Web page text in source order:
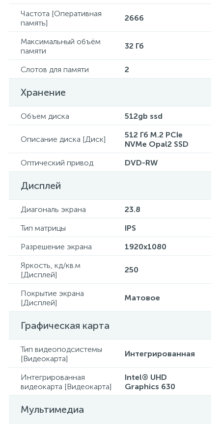
Частота [Оперативная
память]
2666
Максимальный объём
памяти
32 Гб
Слотов для памяти 2
Хранение
Объем диска 512gb ssd
Описание диска [Диск]
512 Гб M.2 PCIe
NVMe Opal2 SSD
Оптический привод
DVD-RW
Дисплей
Диагональ экрана
23.8
Тип матрицы
IPS
Разрешение экрана
1920x1080
Яркость, кд/кв.м
[Дисплей]
250
Покрытие экрана
[Дисплей]
Матовое
Графическая карта
Тип видеоподсистемы
[Видеокарта]
Интегрированная
Интегрированная
видеокарта [Видеокарта]
Intel® UHD
Graphics 630
Мультимедиа